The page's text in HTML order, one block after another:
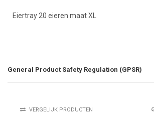
Eiertray 20 eieren maat XL
General Product Safety Regulation (GPSR)
VERGELIJK PRODUCTEN